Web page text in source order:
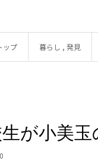
ップ 暮らし , 発見
が小美